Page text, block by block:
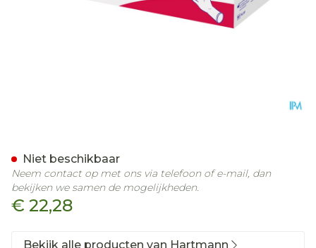
€ 22,28
Niet beschikbaar
Neem contact op met ons via telefoon of e-mail, dan
bekijken we samen de mogelijkheden.
Bekijk alle producten van Hartmann